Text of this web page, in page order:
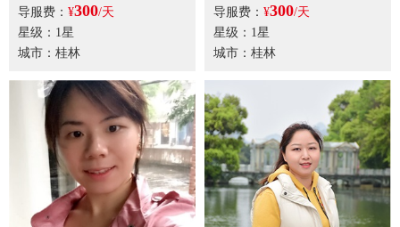
导服费： ¥300/天
星级：1星
城市：桂林
导服费： ¥300/天
星级：1星
城市：桂林